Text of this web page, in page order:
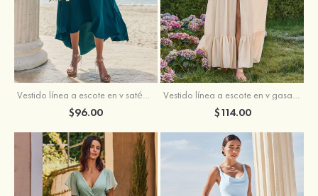
$96.00 $114.00